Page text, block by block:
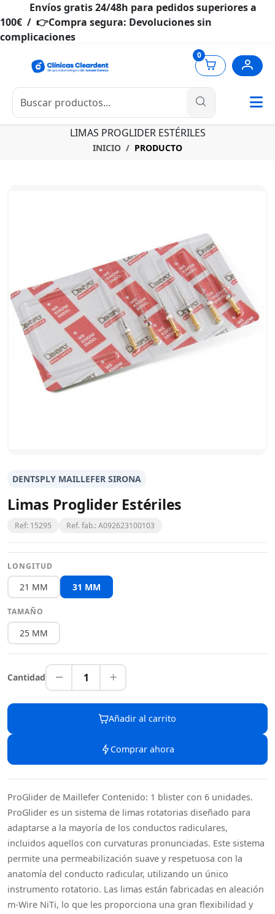
Envíos gratis 24/48h para pedidos superiores a
100€ / 👉Compra segura: Devoluciones sin
complicaciones
0
LIMAS PROGLIDER ESTÉRILES
INICIO PRODUCTO
DENTSPLY MAILLEFER SIRONA
Limas Proglider Estériles
Ref: 15295 Ref. fab.: A092623100103
LONGITUD
21 MM 31 MM
TAMAÑO
25 MM
Cantidad 1
Añadir al carrito
Comprar ahora
ProGlider de Maillefer Contenido: 1 blister con 6 unidades.
ProGlider es un sistema de limas rotatorias diseñado para
adaptarse a la mayoría de los conductos radiculares,
incluidos aquellos con curvaturas pronunciadas. Este sistema
permite una permeabilización suave y respetuosa con la
anatomía del conducto radicular, utilizando un único
instrumento rotatorio. Las limas están fabricadas en aleación
m-Wire NiTi, lo que les proporciona una gran flexibilidad y